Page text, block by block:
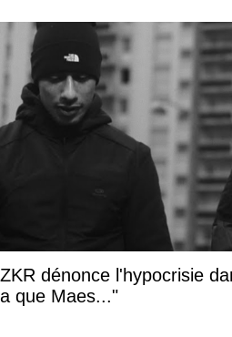
ZKR dénonce l'hypocrisie
a que Maes..."